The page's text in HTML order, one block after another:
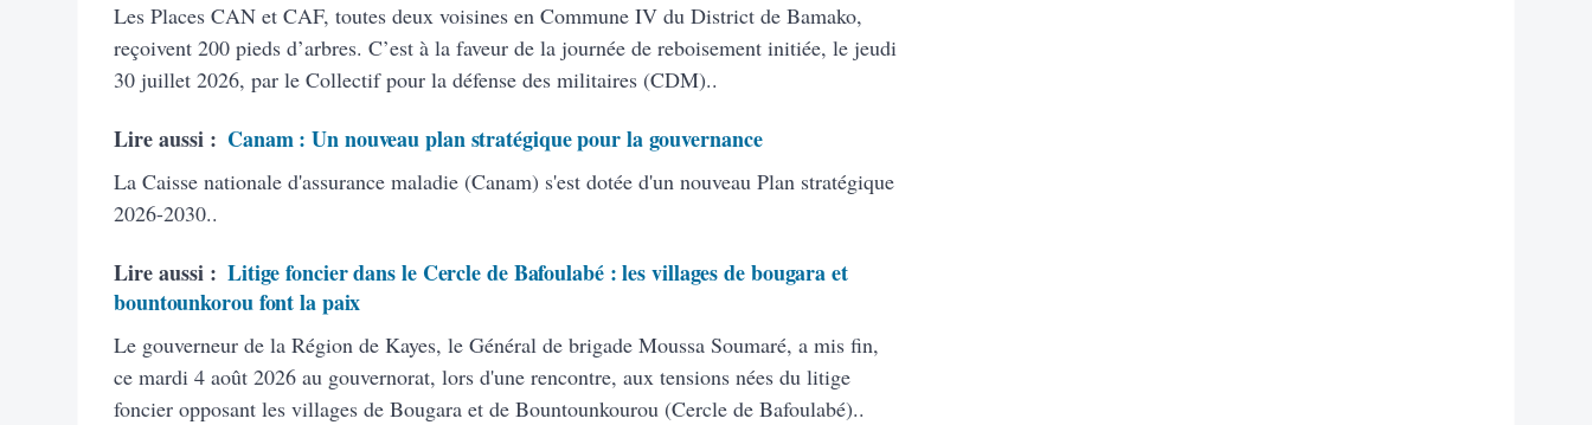
Les Places CAN et CAF, toutes deux voisines en Commune IV du District de Bamako,
reçoivent 200 pieds d’arbres. C’est à la faveur de la journée de reboisement initiée, le jeudi
30 juillet 2026, par le Collectif pour la défense des militaires (CDM)..
Lire aussi : Canam : Un nouveau plan stratégique pour la gouvernance
La Caisse nationale d'assurance maladie (Canam) s'est dotée d'un nouveau Plan stratégique
2026-2030..
Lire aussi : Litige foncier dans le Cercle de Bafoulabé : les villages de bougara et
bountounkorou font la paix
Le gouverneur de la Région de Kayes, le Général de brigade Moussa Soumaré, a mis fin,
ce mardi 4 août 2026 au gouvernorat, lors d'une rencontre, aux tensions nées du litige
foncier opposant les villages de Bougara et de Bountounkourou (Cercle de Bafoulabé)..